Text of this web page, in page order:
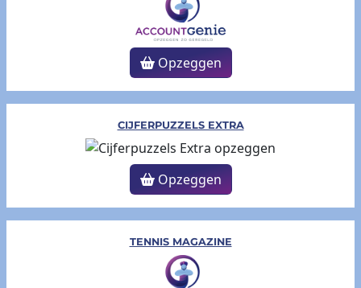
Opzeggen
CIJFERPUZZELS EXTRA
Opzeggen
TENNIS MAGAZINE